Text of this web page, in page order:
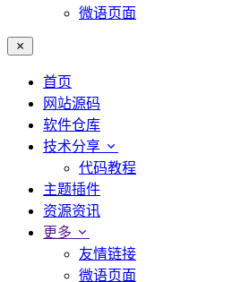
微语页面
首页
网站源码
软件仓库
技术分享
代码教程
主题插件
资源资讯
更多
友情链接
微语页面